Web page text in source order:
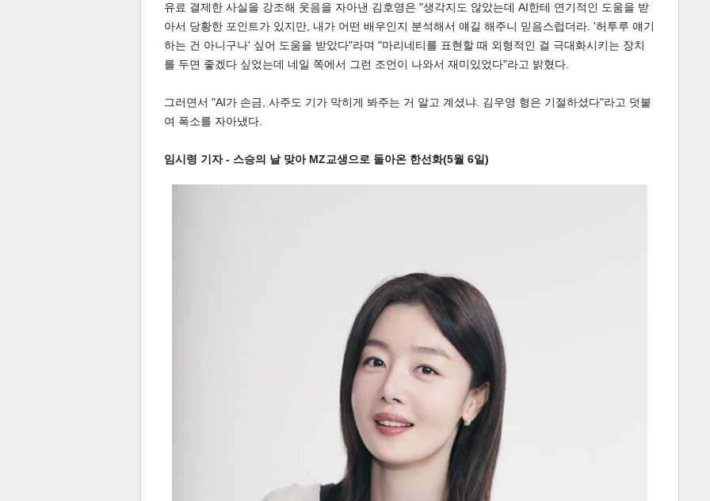
유료 결제한 사실을 강조해 웃음을 자아낸 김호영은 "생각지도 않았는데 AI한테 연기적인 도움을 받
아서 당황한 포인트가 있지만, 내가 어떤 배우인지 분석해서 얘길 해주니 믿음스럽더라. '허투루 얘기
하는 건 아니구나' 싶어 도움을 받았다"라며 "마리네티를 표현할 때 외형적인 걸 극대화시키는 장치
를 두면 좋겠다 싶었는데 네일 쪽에서 그런 조언이 나와서 재미있었다"라고 밝혔다.
그러면서 "AI가 손금, 사주도 기가 막히게 봐주는 거 알고 계셨냐. 김우영 형은 기절하셨다"라고 덧붙
여 폭소를 자아냈다.
임시령 기자 - 스승의 날 맞아 MZ교생으로 돌아온 한선화(5월 6일)